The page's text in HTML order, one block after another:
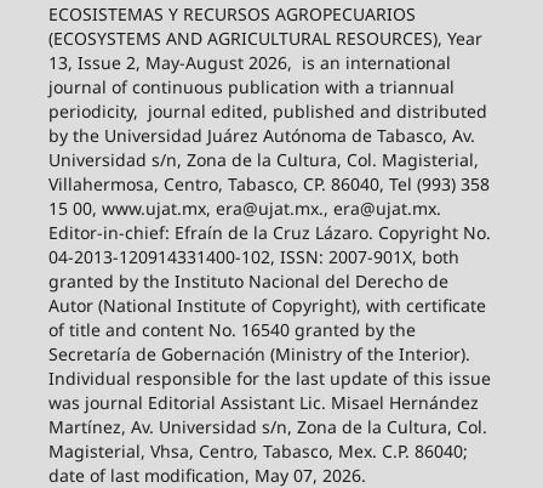
ECOSISTEMAS Y RECURSOS AGROPECUARIOS
(ECOSYSTEMS AND AGRICULTURAL RESOURCES), Year
13, Issue 2, May-August 2026, is an international
journal of continuous publication with a triannual
periodicity, journal edited, published and distributed
by the Universidad Juárez Autónoma de Tabasco, Av.
Universidad s/n, Zona de la Cultura, Col. Magisterial,
Villahermosa, Centro, Tabasco, CP. 86040, Tel (993) 358
15 00, www.ujat.mx, era@ujat.mx., era@ujat.mx.
Editor-in-chief: Efraín de la Cruz Lázaro. Copyright No.
04-2013-120914331400-102, ISSN: 2007-901X, both
granted by the Instituto Nacional del Derecho de
Autor (National Institute of Copyright), with certificate
of title and content No. 16540 granted by the
Secretaría de Gobernación (Ministry of the Interior).
Individual responsible for the last update of this issue
was journal Editorial Assistant Lic. Misael Hernández
Martínez, Av. Universidad s/n, Zona de la Cultura, Col.
Magisterial, Vhsa, Centro, Tabasco, Mex. C.P. 86040;
date of last modification, May 07, 2026.